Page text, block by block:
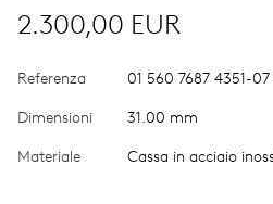
2.300,00 EUR
Referenza 01 560 7687 4351-07
Dimensioni 31.00 mm
Materiale Cassa in acciaio